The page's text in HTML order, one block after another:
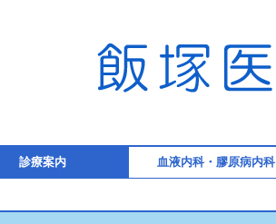
診療案内 血液内科・膠原病内科